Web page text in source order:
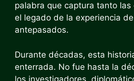
palabra que captura tanto
el legado de la experiencia
antepasados.
Durante décadas, esta
enterrada. No fue hasta la
los investigadores,